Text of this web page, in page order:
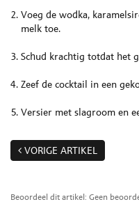
Voeg de wodka,
melk toe.
Schud krachtig totdat het
Zeef de cocktail in een
Versier met slagroom en
VORIGE ARTIKEL
Beoordeel dit artikel: Geen